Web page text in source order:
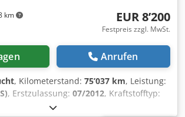
km EUR 8’200
Festpreis zzgl. MwSt.
Anrufen
, Kilometerstand: 75’037 km, Leistung:
, Erstzulassung: 07/2012, Kraftstofftyp:
2’535 kg, maximales Ladegewicht: